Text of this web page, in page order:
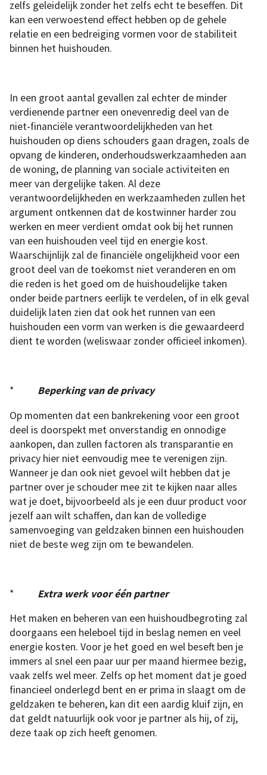
zelfs geleidelijk zonder het zelfs echt te beseffen. Dit
kan een verwoestend effect hebben op de gehele
relatie en een bedreiging vormen voor de stabiliteit
binnen het huishouden.
In een groot aantal gevallen zal echter de minder
verdienende partner een onevenredig deel van de
niet-financiële verantwoordelijkheden van het
huishouden op diens schouders gaan dragen, zoals de
opvang de kinderen, onderhoudswerkzaamheden aan
de woning, de planning van sociale activiteiten en
meer van dergelijke taken. Al deze
verantwoordelijkheden en werkzaamheden zullen het
argument ontkennen dat de kostwinner harder zou
werken en meer verdient omdat ook bij het runnen
van een huishouden veel tijd en energie kost.
Waarschijnlijk zal de financiële ongelijkheid voor een
groot deel van de toekomst niet veranderen en om
die reden is het goed om de huishoudelijke taken
onder beide partners eerlijk te verdelen, of in elk geval
duidelijk laten zien dat ook het runnen van een
huishouden een vorm van werken is die gewaardeerd
dient te worden (weliswaar zonder officieel inkomen).
* Beperking van de privacy
Op momenten dat een bankrekening voor een groot
deel is doorspekt met onverstandig en onnodige
aankopen, dan zullen factoren als transparantie en
privacy hier niet eenvoudig mee te verenigen zijn.
Wanneer je dan ook niet gevoel wilt hebben dat je
partner over je schouder mee zit te kijken naar alles
wat je doet, bijvoorbeeld als je een duur product voor
jezelf aan wilt schaffen, dan kan de volledige
samenvoeging van geldzaken binnen een huishouden
niet de beste weg zijn om te bewandelen.
* Extra werk voor één partner
Het maken en beheren van een huishoudbegroting zal
doorgaans een heleboel tijd in beslag nemen en veel
energie kosten. Voor je het goed en wel beseft ben je
immers al snel een paar uur per maand hiermee bezig,
vaak zelfs wel meer. Zelfs op het moment dat je goed
financieel onderlegd bent en er prima in slaagt om de
geldzaken te beheren, kan dit een aardig kluif zijn, en
dat geldt natuurlijk ook voor je partner als hij, of zij,
deze taak op zich heeft genomen.